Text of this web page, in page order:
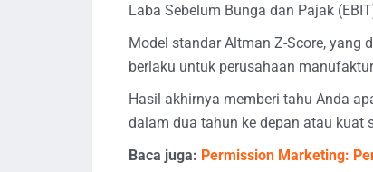
Laba Sebelum Bunga dan Pajak
Model standar Altman Z-Score, yang
berlaku untuk perusahaan
Hasil akhirnya memberi tahu Anda
dalam dua tahun ke depan atau kuat
Baca juga: Permission Marketing: